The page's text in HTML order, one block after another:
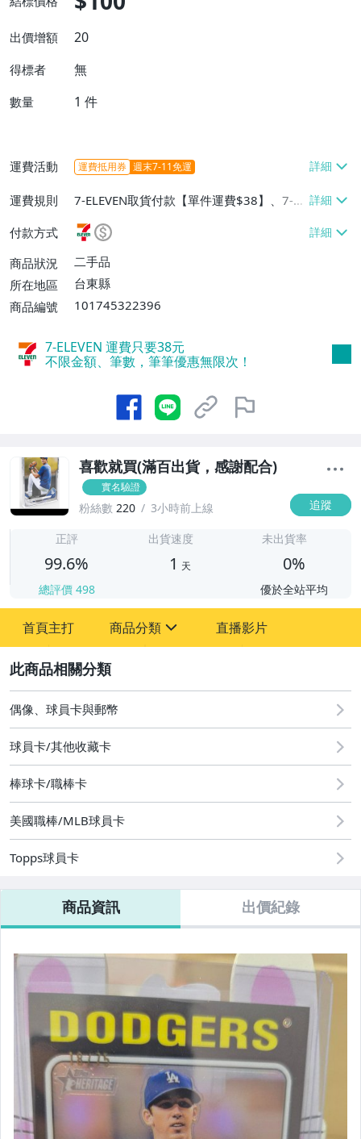
出價增額 20
得標者 無
數量 1 件
運費活動 運費抵用券 週末7-11免運
運費規則
7-ELEVEN取貨付款【單件運費$38】、7-EL
EVEN取貨不付款【單件運費$38】
付款方式
商品狀況
二手品
所在地區
台東縣
商品編號
101745322396
7-ELEVEN 運費只要38元
不限金額、筆數，筆筆優惠無限次！
喜歡就買(滿百出貨，感謝配合)
實名驗證
粉絲數 220 3小時前上線 追蹤
正評
99.6%
總評價 498
出貨速度
1 天
未出貨率
0%
優於全站平均
首頁主打 商品分類
玩具、模型與公仔
偶像、球員卡與郵幣
直播影片
偶像、球員卡與郵幣
球員卡/其他收藏卡
棒球卡/職棒卡
美國職棒/MLB球員卡
Topps球員卡
商品資訊 出價紀錄